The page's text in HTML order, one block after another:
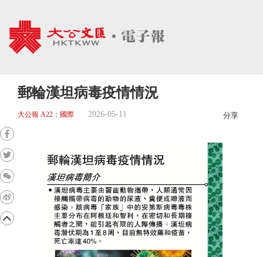
郵輪漢坦病毒疫情情況
大公報 A22：國際 2026-05-11 分享